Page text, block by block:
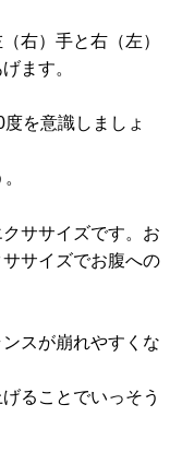
右）手と右（左）
ます。
を意識しましょ
ササイズです。お
サイズでお腹への
スが崩れやすくな
ることでいっそう